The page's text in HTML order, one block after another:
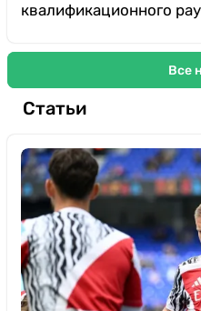
квалификационного
Все
Статьи